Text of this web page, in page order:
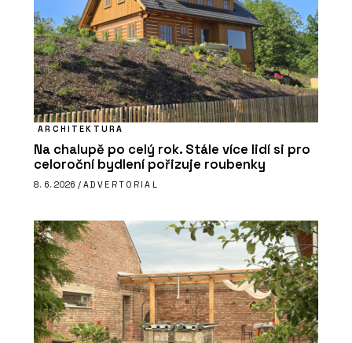
ARCHITEKTURA
Na chalupě po celý rok. Stále více lidí si pro
celoroční bydlení pořizuje roubenky
8. 6. 2026 / ADVERTORIAL